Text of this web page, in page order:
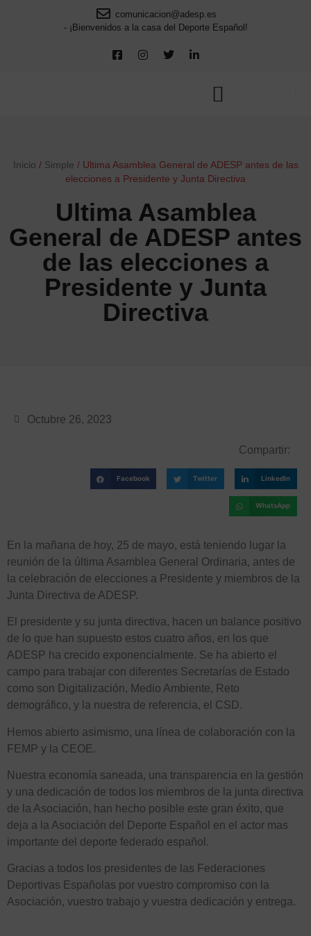
comunicacion@adesp.es
- ¡Bienvenidos a la casa del Deporte Español!
Inicio / Simple / Ultima Asamblea General de ADESP antes de las
elecciones a Presidente y Junta Directiva
Ultima Asamblea
General de ADESP antes
de las elecciones a
Presidente y Junta
Directiva
Octubre 26, 2023
Compartir:
Facebook Twitter LinkedIn
WhatsApp
En la mañana de hoy, 25 de mayo, está teniendo lugar la
reunión de la última Asamblea General Ordinaria, antes de
la celebración de elecciones a Presidente y miembros de la
Junta Directiva de ADESP.
El presidente y su junta directiva, hacen un balance positivo
de lo que han supuesto estos cuatro años, en los que
ADESP ha crecido exponencialmente. Se ha abierto el
campo para trabajar con diferentes Secretarías de Estado
como son Digitalización, Medio Ambiente, Reto
demográfico, y la nuestra de referencia, el CSD.
Hemos abierto asimismo, una línea de colaboración con la
FEMP y la CEOE.
Nuestra economía saneada, una transparencia en la gestión
y una dedicación de todos los miembros de la junta directiva
de la Asociación, han hecho posible este gran éxito, que
deja a la Asociación del Deporte Español en el actor mas
importante del deporte federado español.
Gracias a todos los presidentes de las Federaciones
Deportivas Españolas por vuestro compromiso con la
Asociación, vuestro trabajo y vuestra dedicación y entrega.